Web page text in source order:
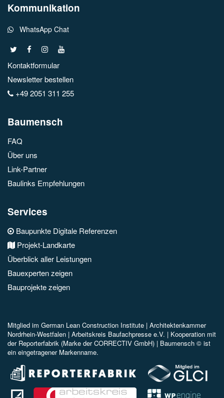
Kommunikation
WhatsApp Chat
Kontaktformular
Newsletter bestellen
+49 2051 311 255
Baumensch
FAQ
Über uns
Link-Partner
Baulinks Empfehlungen
Services
Baupunkte Digitale Referenzen
Projekt-Landkarte
Überblick aller Leistungen
Bauexperten zeigen
Bauprojekte zeigen
Mitglied im German Lean Construction Institute | Architektenkammer
Nordrhein-Westfalen | Arbeitskreis Baufachpresse e.V. | Kooperation mit
der Reporterfabrik (Marke der CORRECTIV GmbH) | Baumensch © ist
ein eingetragener Markenname.